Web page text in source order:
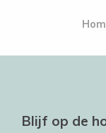
Blijf op de